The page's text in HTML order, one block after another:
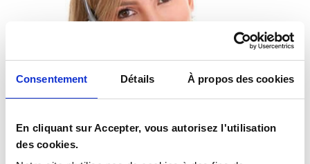
Consentement Détails À propos des cookies
En cliquant sur Accepter, vous autorisez l'utilisation
des cookies.